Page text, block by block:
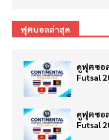
ฟุตบอลล่าสุด
ดูฟุตซอ
Futsal
ดูฟุตซอ
Futsal